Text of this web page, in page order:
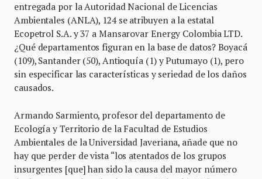
entregada por la Autoridad Nacional de Licencias
Ambientales (ANLA), 124 se atribuyen a la estatal
Ecopetrol S.A. y 37 a Mansarovar Energy Colombia LTD.
¿Qué departamentos figuran en la base de datos? Boyacá
(109), Santander (50), Antioquía (1) y Putumayo (1), pero
sin especificar las características y seriedad de los daños
causados.
Armando Sarmiento, profesor del departamento de
Ecología y Territorio de la Facultad de Estudios
Ambientales de la Universidad Javeriana, añade que no
hay que perder de vista “los atentados de los grupos
insurgentes [que] han sido la causa del mayor número